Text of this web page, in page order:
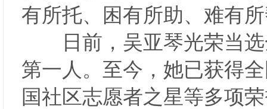
有所托、困有所助、难有
日前，吴亚琴光荣当选
第一人。至今，她已获得
国社区志愿者之星等多项